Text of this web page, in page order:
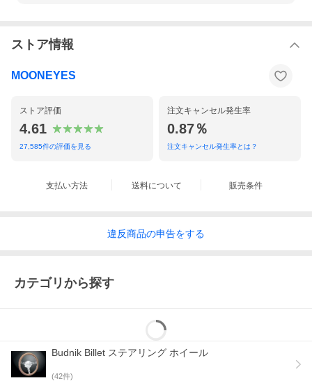
ストア情報
MOONEYES
ストア評価
4.61
27,585件の評価を見る
注文キャンセル発生率
0.87％
注文キャンセル発生率とは？
支払い方法 送料について 販売条件
違反商品の申告をする
カテゴリから探す
Budnik Billet ステアリング ホイール
(42件)